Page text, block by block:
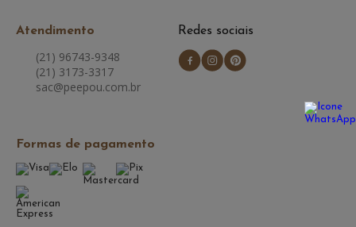
Atendimento
(21) 96743-9348
(21) 3173-3317
sac@peepou.com.br
Redes sociais
Formas de pagamento